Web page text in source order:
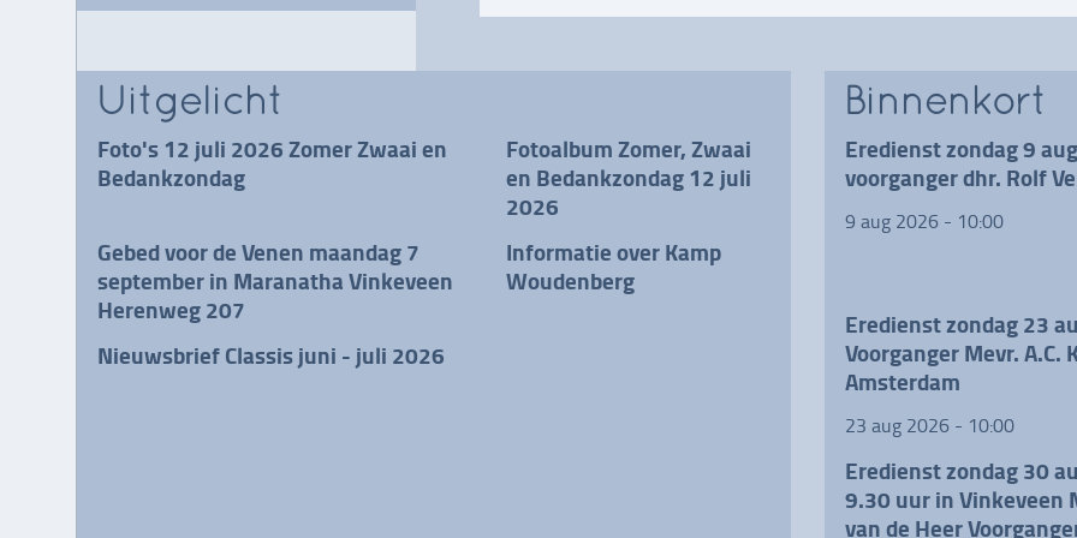
Uitgelicht
Foto's 12 juli 2026 Zomer Zwaai en
Bedankzondag
Fotoalbum Zomer, Zwaai
en Bedankzondag 12 juli
2026
Gebed voor de Venen maandag 7
september in Maranatha Vinkeveen
Herenweg 207
Informatie over Kamp
Woudenberg
Nieuwsbrief Classis juni - juli 2026
Binnenkort
Eredienst zondag 9
voorganger dhr. Rolf
9 aug 2026 - 10:00
Eredienst zondag 23
Voorganger Mevr. A.C.
Amsterdam
23 aug 2026 - 10:00
Eredienst zondag 30
9.30 uur in Vinkeveen
van de Heer